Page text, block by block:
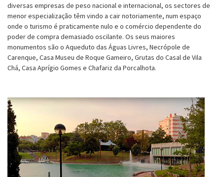
diversas empresas de peso nacional e internacional, os sectores de
menor especialização têm vindo a cair notoriamente, num espaço
onde o turismo é praticamente nulo e o comércio dependente do
poder de compra demasiado oscilante. Os seus maiores
monumentos são o Aqueduto das Águas Livres, Necrópole de
Carenque, Casa Museu de Roque Gameiro, Grutas do Casal de Vila
Chá, Casa Aprígio Gomes e Chafariz da Porcalhota.